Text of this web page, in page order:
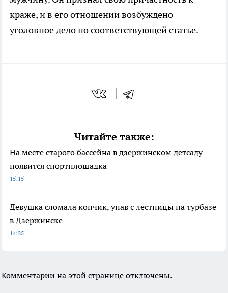
краже, и в его отношении возбуждено
уголовное дело по соответствующей статье.
Читайте также:
На месте старого бассейна в дзержинском детсаду
появится спортплощадка
15:15
Девушка сломала копчик, упав с лестницы на турбазе
в Дзержинске
14:25
Комментарии на этой странице отключены.